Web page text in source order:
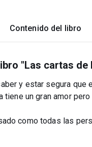
Contenido del libro
"Las cartas de
y estar segura que
tiene un gran amor
como todas las